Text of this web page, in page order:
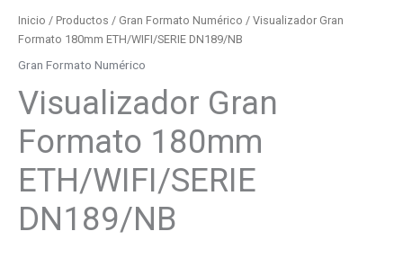
Inicio / Productos / Gran Formato Numérico / Visualizador Gran
Formato 180mm ETH/WIFI/SERIE DN189/NB
Gran Formato Numérico
Visualizador Gran
Formato 180mm
ETH/WIFI/SERIE
DN189/NB